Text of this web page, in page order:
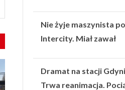
Nie żyje maszynista
Intercity. Miał zawał
Dramat na stacji
Trwa reanimacja.